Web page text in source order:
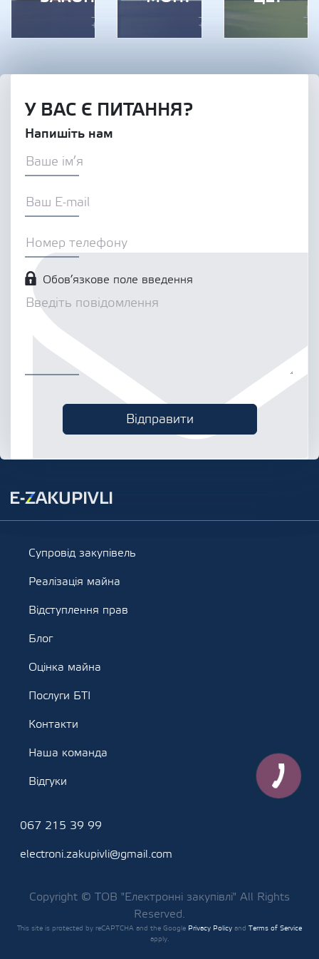
У ВАС Є ПИТАННЯ?
Напишіть нам
Обов’язкове поле введення
Супровід закупівель
Реалізація майна
Відступлення прав
Блог
Оцінка майна
Послуги БТІ
Контакти
Наша команда
Відгуки
067 215 39 99
electroni.zakupivli@gmail.com
Copyright © ТОВ "Електронні закупівлі" All Rights
Reserved.
This site is protected by reCAPTCHA and the Google Privacy Policy and Terms of Service
apply.